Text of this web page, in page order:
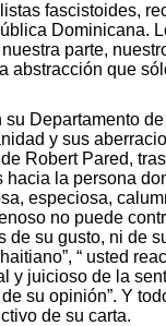
fascistoides,
Dominicana.
parte,
abstracción que
Departamento
y sus
Robert Pared,
la persona
especiosa,
no puede
su gusto, ni de
“ usted
y juicioso de la
su opinión”. Y
de su carta.